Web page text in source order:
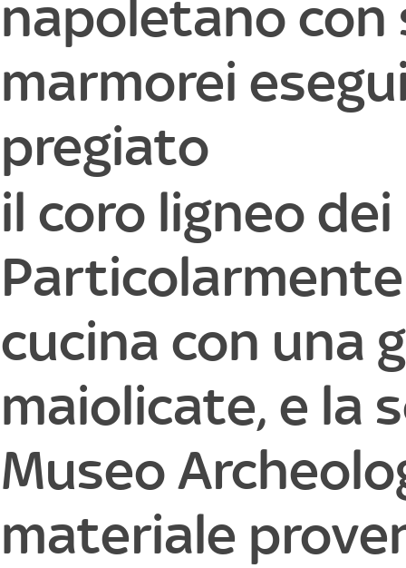
napoletano
marmorei
pregiato
il coro ligneo
cucina con una
maiolicate, e la
Museo
materiale